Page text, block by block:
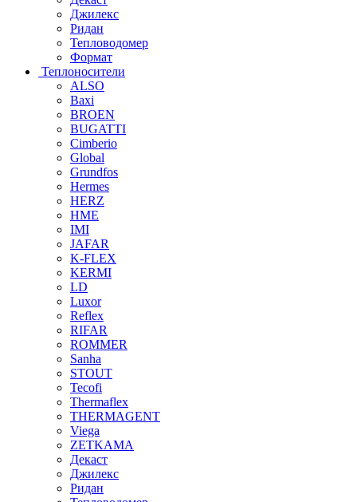
Джилекс
Ридан
Тепловодомер
Формат
Теплоносители
ALSO
Baxi
BROEN
BUGATTI
Cimberio
Global
Grundfos
Hermes
HERZ
HME
IMI
JAFAR
K-FLEX
KERMI
LD
Luxor
Reflex
RIFAR
ROMMER
Sanha
STOUT
Tecofi
Thermaflex
THERMAGENT
Viega
ZETKAMA
Декаст
Джилекс
Ридан